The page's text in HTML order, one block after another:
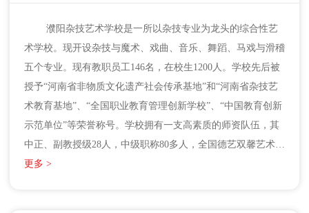
濮阳杂技艺术学校是一所以杂技专业为龙头的综合性艺
术学校。现开设杂技与魔术、戏曲、音乐、舞蹈、马戏与滑稽
五个专业。现有教职员工146名，在校生1200人。学校先后被
授予“河南省非物质文化遗产社会传承基地”和“河南省杂技艺
术教育基地”、“全国职业教育管理创新学校”、“中国教育创新
示范单位”等荣誉称号。学校拥有一支高素质的师资队伍，其
中正、副教授级28人，中级职称80多人，全国德艺双馨艺术
家、全国劳动模范、“五一”劳动奖章获得者、国务院特殊津贴
更多 >